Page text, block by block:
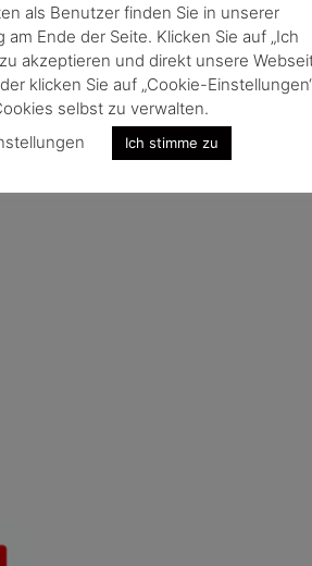
als Benutzer finden Sie in unserer
Ende der Seite. Klicken Sie auf „Ich
akzeptieren und direkt unsere
klicken Sie auf „Cookie-
selbst zu verwalten.
Ich stimme zu